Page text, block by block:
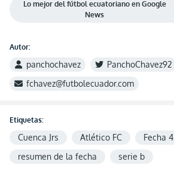
Lo mejor del fútbol ecuatoriano en Google
News
Autor:
panchochavez
PanchoChavez92
fchavez@futbolecuador.com
Etiquetas:
Cuenca Jrs Atlético FC
Fecha 4
resumen de la fecha
serie b